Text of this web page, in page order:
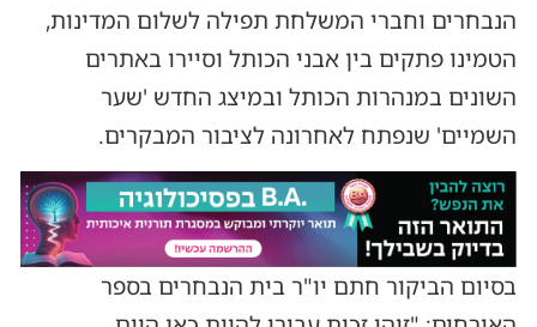
הנבחרים וחברי המשלחת תפילה לשלום המדינות,
הטמינו פתקים בין אבני הכותל וסיירו באתרים
השונים במנהרות הכותל ובמיצג החדש 'שער
השמיים' שנפתח לאחרונה לציבור המבקרים.
בסיום הביקור חתם יו"ר בית הנבחרים בספר